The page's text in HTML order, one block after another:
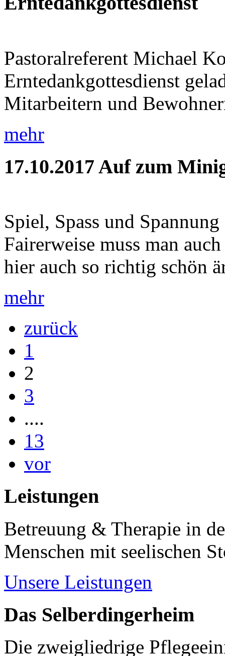
Pastoralreferent Michael
Erntedankgottesdienst
Mitarbeitern und
mehr
17.10.2017 Auf zum
Spiel, Spass und
Fairerweise muss man
hier auch so richtig schön
mehr
zurück
1
2
3
....
13
vor
Leistungen
Betreuung & Therapie in
Menschen mit seelischen
Unsere Leistungen
Das Selberdingerheim
Die zweigliedrige